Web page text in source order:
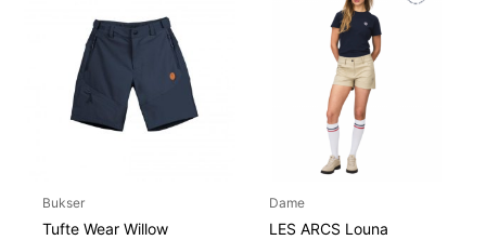
Bukser
Tufte Wear Willow
Dame
LES ARCS Louna